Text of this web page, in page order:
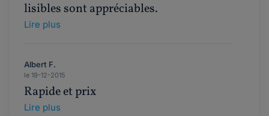
lisibles sont appréciables.
Lire plus
Albert F.
le 19-12-2015
Rapide et prix
Lire plus